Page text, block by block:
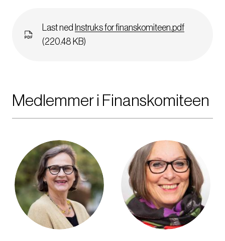
Dokument
Last ned Instruks for finanskomiteen.pdf
(220.48 KB)
Medlemmer i Finanskomiteen